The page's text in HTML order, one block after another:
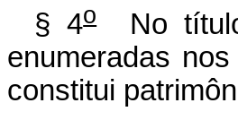
§ 4oNo título
enumeradas
constitui